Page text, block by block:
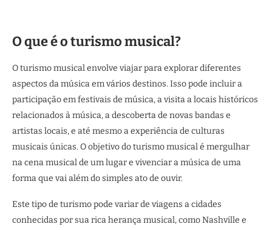
O que é o turismo musical?
O turismo musical envolve viajar para explorar diferentes
aspectos da música em vários destinos. Isso pode incluir a
participação em festivais de música, a visita a locais históricos
relacionados à música, a descoberta de novas bandas e
artistas locais, e até mesmo a experiência de culturas
musicais únicas. O objetivo do turismo musical é mergulhar
na cena musical de um lugar e vivenciar a música de uma
forma que vai além do simples ato de ouvir.
Este tipo de turismo pode variar de viagens a cidades
conhecidas por sua rica herança musical, como Nashville e